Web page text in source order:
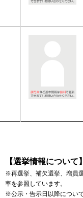
【選挙情報について】
※再選挙、補欠選挙、増員
率を参照しています。
※公示・告示日以降につい